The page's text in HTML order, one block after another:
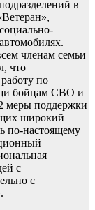
в
членам семьи
что
по
бойцам СВО и
меры поддержки
широкий
по-настоящему
с
с